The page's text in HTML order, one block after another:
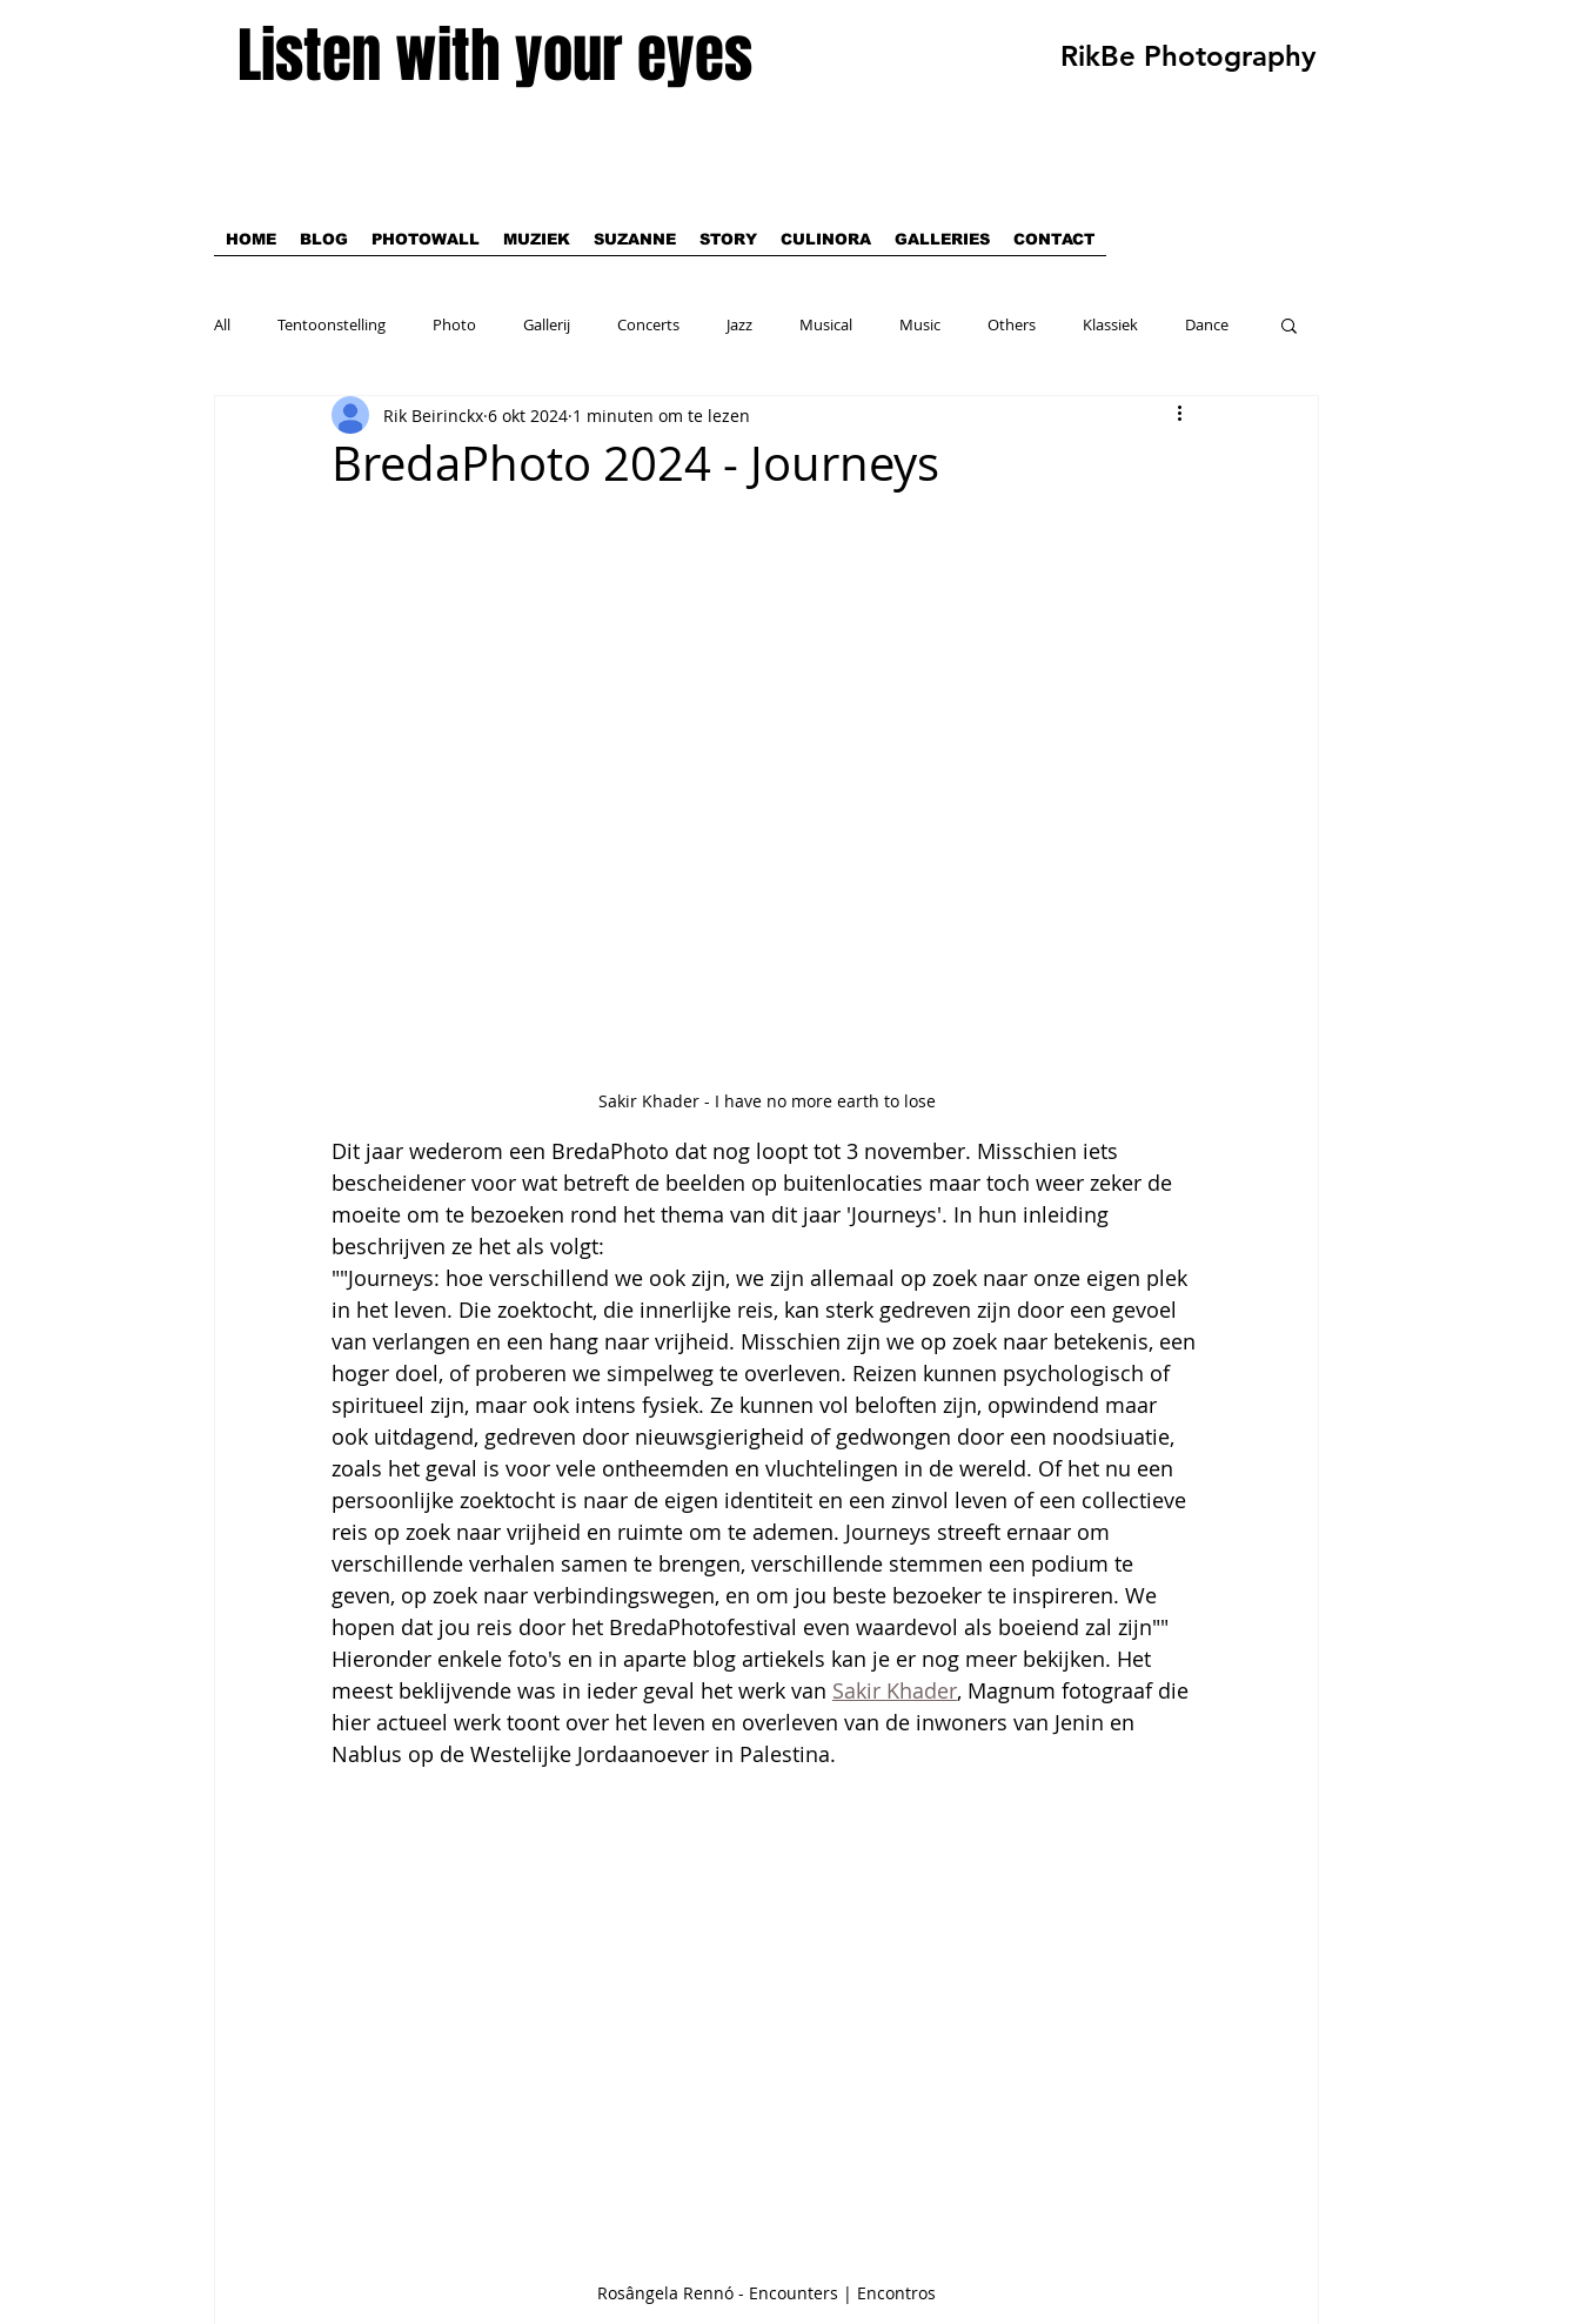
Listen with your eyes RikBe Photography
HOME BLOG PHOTOWALL MUZIEK SUZANNE STORY CULINORA GALLERIES CONTACT
All Tentoonstelling Photo Gallerij Concerts Jazz Musical Music Others Klassiek Dance
BredaPhoto 2024 - Journeys
Rik Beirinckx 6 okt 2024 1 minuten om te lezen
Sakir Khader - I have no more earth to lose
Dit jaar wederom een BredaPhoto dat nog loopt tot 3 november. Misschien iets
bescheidener voor wat betreft de beelden op buitenlocaties maar toch weer zeker de
moeite om te bezoeken rond het thema van dit jaar 'Journeys'. In hun inleiding
beschrijven ze het als volgt:
""Journeys: hoe verschillend we ook zijn, we zijn allemaal op zoek naar onze eigen plek
in het leven. Die zoektocht, die innerlijke reis, kan sterk gedreven zijn door een gevoel
van verlangen en een hang naar vrijheid. Misschien zijn we op zoek naar betekenis, een
hoger doel, of proberen we simpelweg te overleven. Reizen kunnen psychologisch of
spiritueel zijn, maar ook intens fysiek. Ze kunnen vol beloften zijn, opwindend maar
ook uitdagend, gedreven door nieuwsgierigheid of gedwongen door een noodsiuatie,
zoals het geval is voor vele ontheemden en vluchtelingen in de wereld. Of het nu een
persoonlijke zoektocht is naar de eigen identiteit en een zinvol leven of een collectieve
reis op zoek naar vrijheid en ruimte om te ademen. Journeys streeft ernaar om
verschillende verhalen samen te brengen, verschillende stemmen een podium te
geven, op zoek naar verbindingswegen, en om jou beste bezoeker te inspireren. We
hopen dat jou reis door het BredaPhotofestival even waardevol als boeiend zal zijn""
Hieronder enkele foto's en in aparte blog artiekels kan je er nog meer bekijken. Het
meest beklijvende was in ieder geval het werk van Sakir Khader, Magnum fotograaf die
hier actueel werk toont over het leven en overleven van de inwoners van Jenin en
Nablus op de Westelijke Jordaanoever in Palestina.
Rosângela Rennó - Encounters | Encontros